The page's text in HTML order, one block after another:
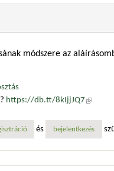
módszere az
https://db.tt/8kIjjJQ7 (külső
és bejelentkezés